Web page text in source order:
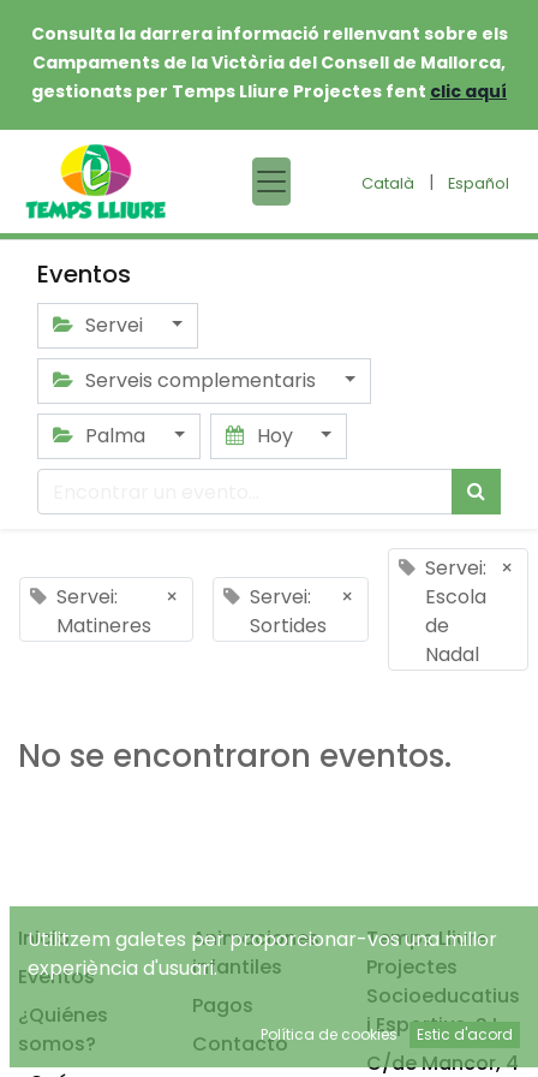
Consulta la darrera informació rellenvant sobre els
Campaments de la Victòria del Consell de Mallorca,
gestionats per Temps Lliure Projectes fent clic aquí
Català | Español
Eventos
Servei
Serveis complementaris
Palma
Hoy
Servei:
Matineres
×
Servei:
Sortides
×
Servei:
Escola
de
Nadal
×
No se encontraron eventos.
Inicio
Eventos
¿Quiénes
somos?
Animaciones
infantiles
Pagos
Contacto
Temps Lliure
Projectes
Socioeducatius
i Esportius, S.L.
C/de Mancor, 4
Utilitzem galetes per proporcionar-vos una millor
experiència d'usuari.
Política de cookies Estic d'acord